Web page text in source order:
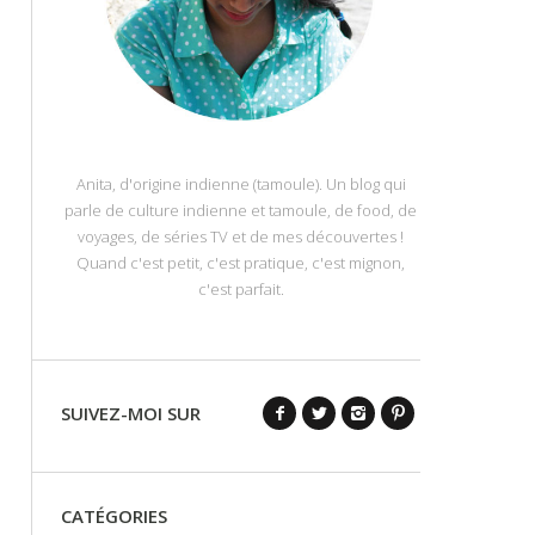
Anita, d'origine indienne (tamoule). Un blog qui
parle de culture indienne et tamoule, de food, de
voyages, de séries TV et de mes découvertes !
Quand c'est petit, c'est pratique, c'est mignon,
c'est parfait.
SUIVEZ-MOI SUR
CATÉGORIES